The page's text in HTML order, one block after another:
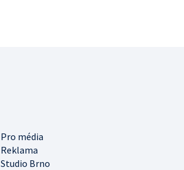
Pro média
Reklama
Studio Brno